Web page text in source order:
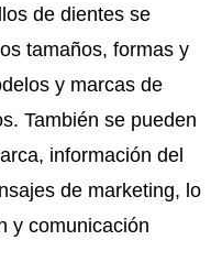
de dientes se
tamaños, formas y
y marcas de
También se pueden
información del
de marketing, lo
y comunicación